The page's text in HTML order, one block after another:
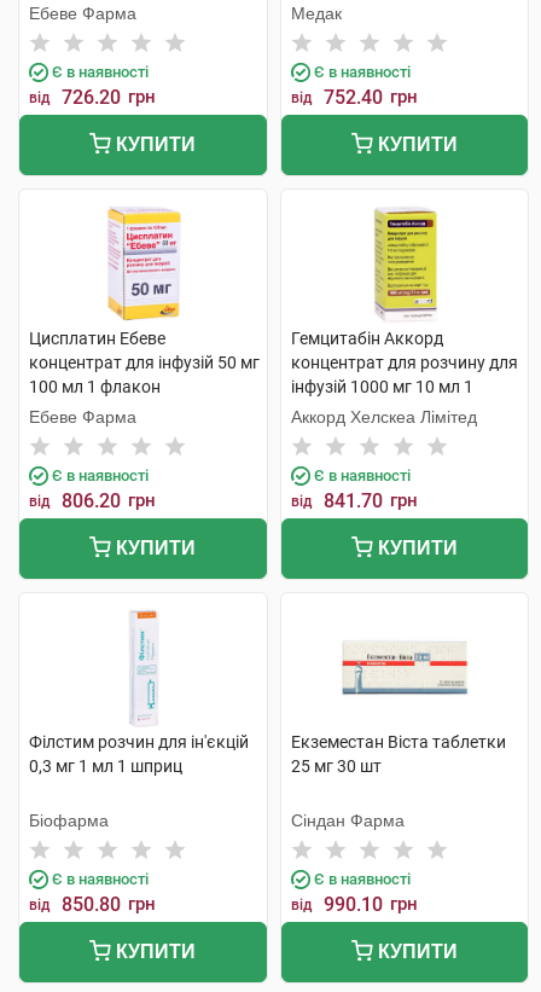
Ебеве Фарма
Є в наявності
від 726.20 грн
КУПИТИ
Медак
Є в наявності
від 752.40 грн
КУПИТИ
Цисплатин Ебеве
концентрат для інфузій 50 мг
100 мл 1 флакон
Ебеве Фарма
Є в наявності
від 806.20 грн
КУПИТИ
Гемцитабін Аккорд
концентрат для розчину для
інфузій 1000 мг 10 мл 1
флакон
Аккорд Хелскеа Лімітед
Є в наявності
від 841.70 грн
КУПИТИ
Філстим розчин для ін'єкцій
0,3 мг 1 мл 1 шприц
Біофарма
Є в наявності
від 850.80 грн
КУПИТИ
Екземестан Віста таблетки
25 мг 30 шт
Сіндан Фарма
Є в наявності
від 990.10 грн
КУПИТИ